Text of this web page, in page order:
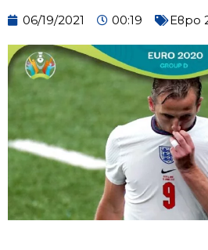
06/19/2021 00:19 Евро